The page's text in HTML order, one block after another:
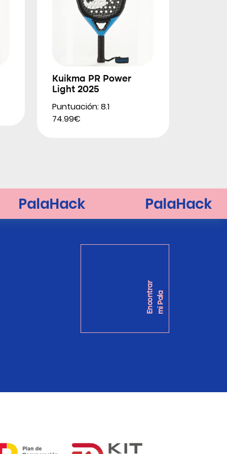
Kuikma PR Power
Light 2025
Puntuación: 8.1
74.99€